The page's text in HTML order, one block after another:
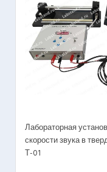
Лабораторная
скорости звука в
Т-01